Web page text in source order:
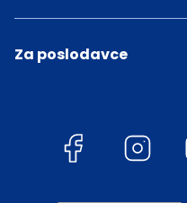
Za poslodavce